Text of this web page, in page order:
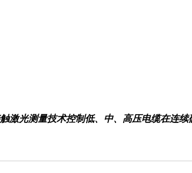
激光测量技术控制低、中、高压电缆在连